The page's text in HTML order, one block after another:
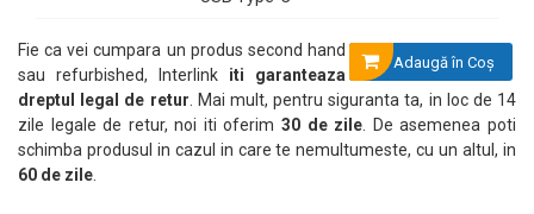
Adaugă în Coş
Fie ca vei cumpara un produs second hand
sau refurbished, Interlink iti garanteaza
dreptul legal de retur . Mai mult, pentru siguranta ta, in loc de 14
zile legale de retur, noi iti oferim30 de zile . De asemenea poti
schimba produsul in cazul in care te nemultumeste, cu un altul, in
60 de zile